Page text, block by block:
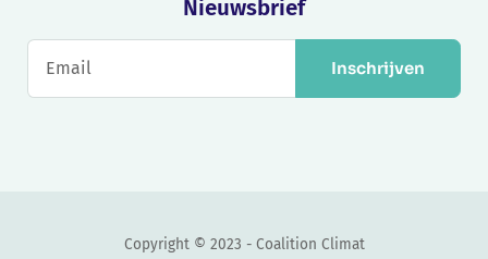
Nieuwsbrief
Inschrijven
Copyright © 2023 - Coalition Climat